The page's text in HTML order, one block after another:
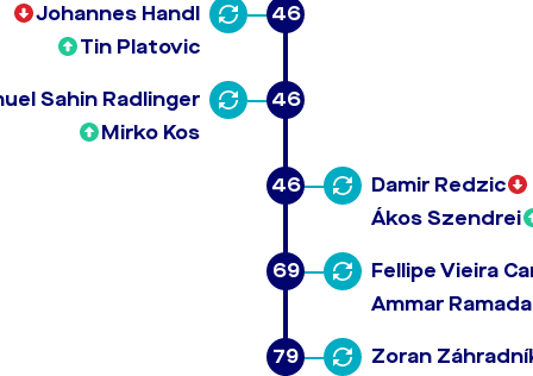
46
Johannes Handl
Tin Platovic
46
Sahin Radlinger
Mirko Kos
46
Damir Redzic
Ákos Szendrei
69
Fellipe Vieira
Ammar
79
Zoran